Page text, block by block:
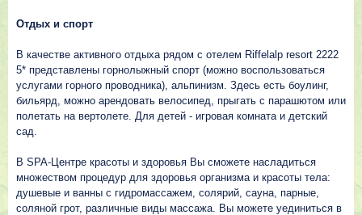
Отдых и спорт
В качестве активного отдыха рядом с отелем Riffelalp resort 2222
5* представлены горнолыжный спорт (можно воспользоваться
услугами горного проводника), альпинизм. Здесь есть боулинг,
бильярд, можно арендовать велосипед, прыгать с парашютом или
полетать на вертолете. Для детей - игровая комната и детский
сад.
В SPA-Центре красоты и здоровья Вы сможете насладиться
множеством процедур для здоровья организма и красоты тела:
душевые и ванны с гидромассажем, солярий, сауна, парные,
соляной грот, различные виды массажа. Вы можете уединиться в